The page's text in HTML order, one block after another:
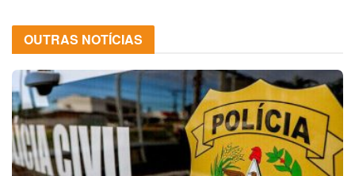
OUTRAS NOTÍCIAS